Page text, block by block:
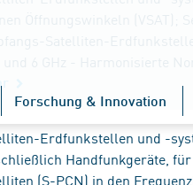
Forschung & Innovation
Erdfunkstellen und -
Handfunkgeräte,
(S-PCN) in den